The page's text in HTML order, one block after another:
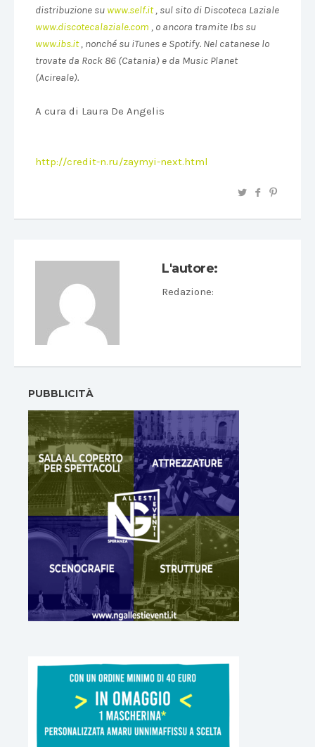
distribuzione su www.self.it, sul sito di Discoteca Laziale
www.discotecalaziale.com , o ancora tramite Ibs su
www.ibs.it, nonché su iTunes e Spotify. Nel catanese lo
trovate da Rock 86 (Catania) e da Music Planet
(Acireale).
A cura di Laura De Angelis
http://credit-n.ru/zaymyi-next.html
L'autore:
Redazione:
PUBBLICITÀ